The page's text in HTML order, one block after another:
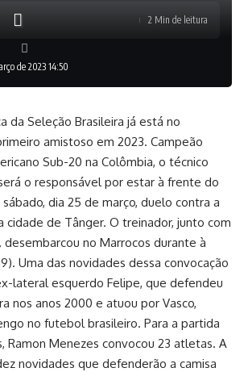
de 2023 14:50
2 Min de leitura
da Seleção Brasileira já está no
amistoso em 2023. Campeão
Sub-20 na Colômbia, o técnico
o responsável por estar à frente do
dia 25 de março, duelo contra a
cidade de Tânger. O treinador, junto com
desembarcou no Marrocos durante à
Uma das novidades dessa convocação
lateral esquerdo Felipe, que defendeu
nos anos 2000 e atuou por Vasco,
no futebol brasileiro. Para a partida
Ramon Menezes convocou 23 atletas. A
novidades que defenderão a camisa